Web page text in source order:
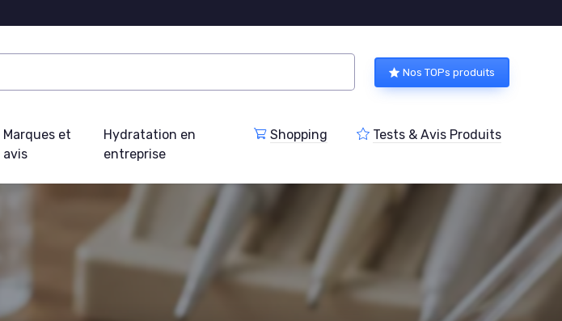
Nos TOPs produits
Marques et
avis
Hydratation en
entreprise
Shopping Tests & Avis Produits